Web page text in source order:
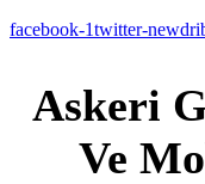
facebook-1twitter-new
Askeri
Ve